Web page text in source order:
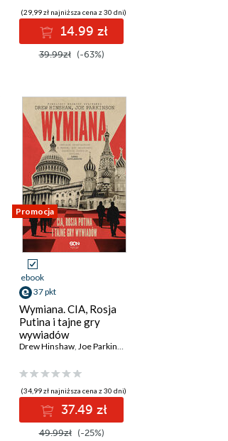
(29,99 zł najniższa cena z 30 dni)
14.99 zł
39.99zł (-63%)
Promocja
ebook
37 pkt
Wymiana. CIA, Rosja
Putina i tajne gry
wywiadów
Drew Hinshaw, Joe Parkinson
(34,99 zł najniższa cena z 30 dni)
37.49 zł
49.99zł (-25%)